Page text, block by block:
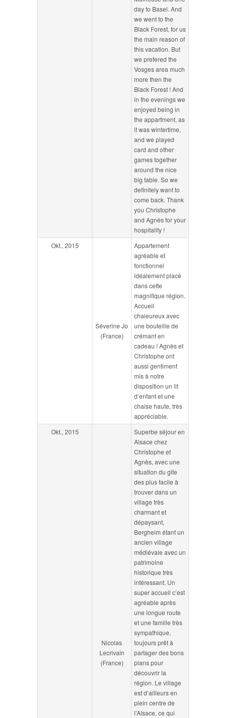
day to Basel. And
we went to the
Black Forest, for us
the main reason of
this vacation. But
we prefered the
Vosges area much
more then the
Black Forest ! And
in the evenings we
enjoyed being in
the appartment, as
it was wintertime,
and we played
card and other
games together
around the nice
big table. So we
definitely want to
come back. Thank
you Christophe
and Agnès for your
hospitality !
Okt., 2015
Séverine Jo
(France)
Appartement
agréable et
fonctionnel
idéalement placé
dans cette
magnifique région.
Accueil
chaleureux avec
une bouteille de
crémant en
cadeau ! Agnès et
Christophe ont
aussi gentiment
mis à notre
disposition un lit
d’enfant et une
chaise haute, très
appréciable.
Okt., 2015
Nicolas
Lecrivain
(France)
Superbe séjour en
Alsace chez
Christophe et
Agnès, avec une
situation du gite
des plus facile à
trouver dans un
village très
charmant et
dépaysant,
Bergheim étant un
ancien village
médiévale avec un
patrimoine
historique très
intéressant. Un
super accueil c’est
agréable après
une longue route
et une famille très
sympathique,
toujours prêt à
partager des bons
plans pour
découvrir la
région. Le village
est d’ailleurs en
plein centre de
l’Alsace, ce qui